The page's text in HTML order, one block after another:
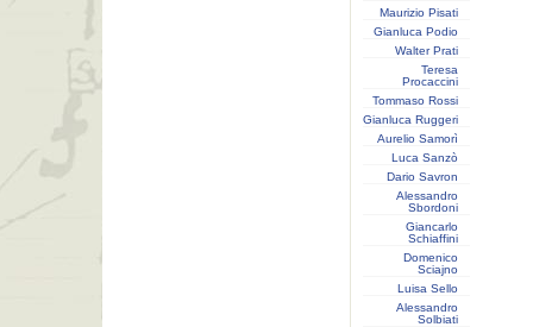
Maurizio Pisati
Gianluca Podio
Walter Prati
Teresa
Procaccini
Tommaso Rossi
Gianluca Ruggeri
Aurelio Samorì
Luca Sanzò
Dario Savron
Alessandro
Sbordoni
Giancarlo
Schiaffini
Domenico
Sciajno
Luisa Sello
Alessandro
Solbiati